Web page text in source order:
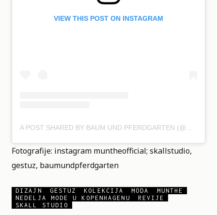
VIEW THIS POST ON INSTAGRAM
Fotografije: instagram muntheofficial; skallstudio,
gestuz, baumundpferdgarten
DIZAJN GESTUZ KOLEKCIJA MODA
MUNTHE
NEDELJA MODE U KOPENHAGENU
REVIJE
SKALL STUDIO